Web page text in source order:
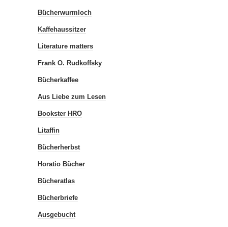
Bücherwurmloch
Kaffehaussitzer
Literature matters
Frank O. Rudkoffsky
Bücherkaffee
Aus Liebe zum Lesen
Bookster HRO
Litaffin
Bücherherbst
Horatio Bücher
Bücheratlas
Bücherbriefe
Ausgebucht